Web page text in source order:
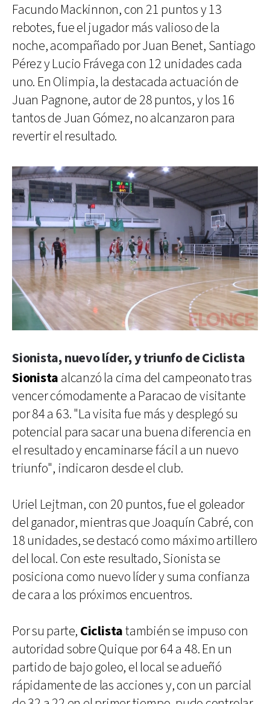
Facundo Mackinnon, con 21 puntos y 13
rebotes, fue el jugador más valioso de la
noche, acompañado por Juan Benet, Santiago
Pérez y Lucio Frávega con 12 unidades cada
uno. En Olimpia, la destacada actuación de
Juan Pagnone, autor de 28 puntos, y los 16
tantos de Juan Gómez, no alcanzaron para
revertir el resultado.
Sionista, nuevo líder, y triunfo de Ciclista
Sionista alcanzó la cima del campeonato tras
vencer cómodamente a Paracao de visitante
por 84 a 63. "La visita fue más y desplegó su
potencial para sacar una buena diferencia en
el resultado y encaminarse fácil a un nuevo
triunfo", indicaron desde el club.
Uriel Lejtman, con 20 puntos, fue el goleador
del ganador, mientras que Joaquín Cabré, con
18 unidades, se destacó como máximo artillero
del local. Con este resultado, Sionista se
posiciona como nuevo líder y suma confianza
de cara a los próximos encuentros.
Por su parte, Ciclistatambién se impuso con
autoridad sobre Quique por 64 a 48. En un
partido de bajo goleo, el local se adueñó
rápidamente de las acciones y, con un parcial